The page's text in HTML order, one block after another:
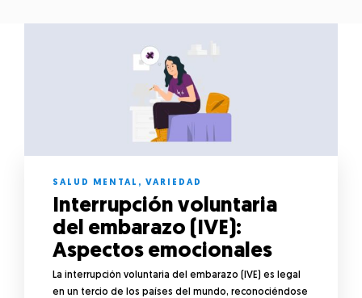
SALUD MENTAL , VARIEDAD
Interrupción voluntaria
del embarazo (IVE):
Aspectos emocionales
La interrupción voluntaria del embarazo (IVE) es legal
en un tercio de los países del mundo, reconociéndose